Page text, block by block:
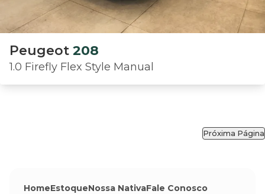
Peugeot 208
1.0 Firefly Flex Style Manual
Próxima Página
HomeEstoqueNossa NativaFale Conosco